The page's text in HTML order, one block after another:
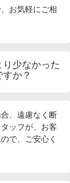
お気軽にご相
少なかった
か？
、遠慮なく断
ッフが、お客
で、ご安心く